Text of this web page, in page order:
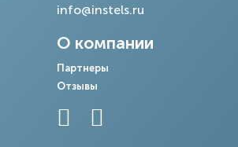
info@instels.ru
О компании
Партнеры
Отзывы